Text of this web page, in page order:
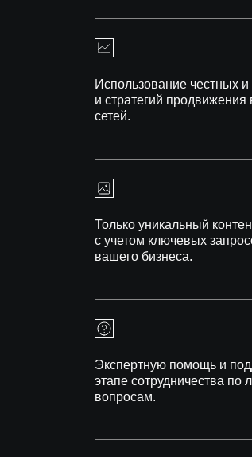
Использование честных
и стратегий
сетей.
Только уникальный
с учетом ключевых
вашего бизнеса.
Экспертную помощь и
этапе сотрудничества
вопросам.